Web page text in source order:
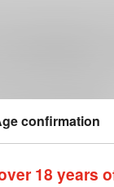
confirmation
18 years